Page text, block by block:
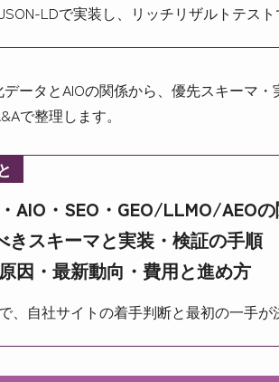
LDで実装し、リッチリザルトテス
ータとAIOの関係から、優先スキーマ
で整理します。
AIO・SEO・GEO/LLMO/AEO
きスキーマと実装・検証の手順
因・最新動向・費用と進め方
、自社サイトの着手判断と最初の一手が